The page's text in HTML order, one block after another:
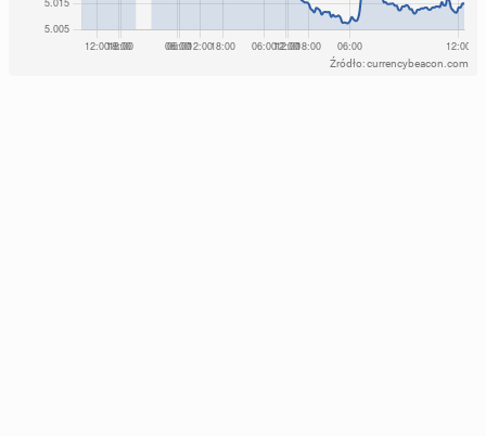
Źródło: currencybeacon.com